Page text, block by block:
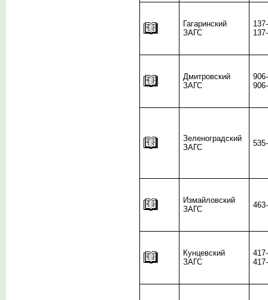
Гагаринский
ЗАГС
Дмитровский
ЗАГС
Зеленоградский
ЗАГС
Измайловский
ЗАГС
Кунцевский
ЗАГС